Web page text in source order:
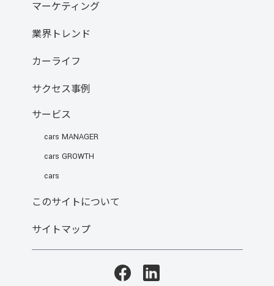
マーケティング
業界トレンド
カーライフ
サクセス事例
サービス
cars MANAGER
cars GROWTH
cars
このサイトについて
サイトマップ